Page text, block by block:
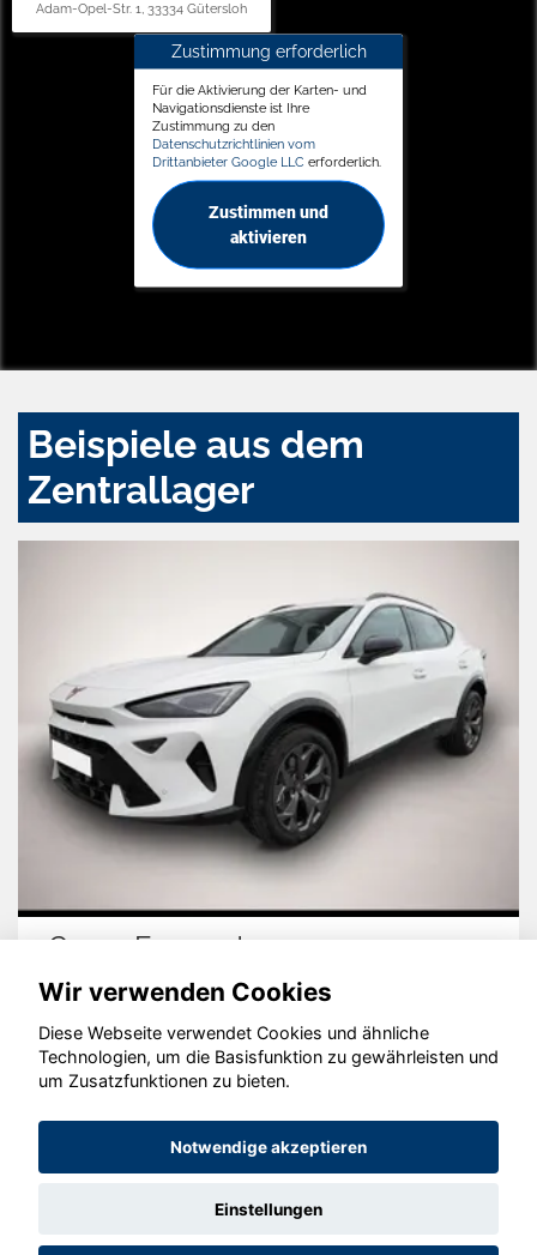
Adam-Opel-Str. 1, 33334 Gütersloh
Zustimmung erforderlich
Für die Aktivierung der Karten- und
Navigationsdienste ist Ihre
Zustimmung zu den
Datenschutzrichtlinien vom
Drittanbieter Google LLC erforderlich.
Zustimmen und
aktivieren
Beispiele aus dem
Zentrallager
Cupra Formentor
© konjunkturmotor.de GmbH 2020 - 2026
Wir verwenden Cookies
Diese Webseite verwendet Cookies und ähnliche
Technologien, um die Basisfunktion zu gewährleisten und
um Zusatzfunktionen zu bieten.
Notwendige akzeptieren
Einstellungen